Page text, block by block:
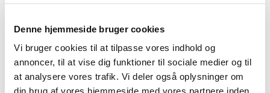
Denne hjemmeside bruger cookies
Vi bruger cookies til at tilpasse vores indhold og
annoncer, til at vise dig funktioner til sociale medier og til
at analysere vores trafik. Vi deler også oplysninger om
din brug af vores hjemmeside med vores partnere inden
bredbåndsvalget
Flere aspekter er afgørende, når du skal vælge
bredbånd i Hørsholm.